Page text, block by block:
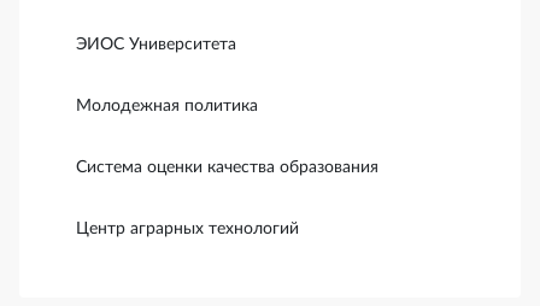
ЭИОС Университета
Молодежная политика
Система оценки качества образования
Центр аграрных технологий